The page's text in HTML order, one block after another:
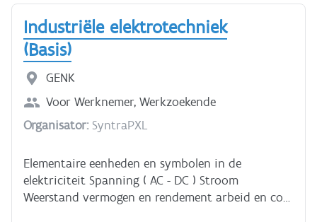
Industriële elektrotechniek
(Basis)
GENK
Voor Werknemer, Werkzoekende
Organisator:SyntraPXL
Elementaire eenheden en symbolen in de
elektriciteit Spanning ( AC - DC ) Stroom
Weerstand vermogen en rendement arbeid en cos